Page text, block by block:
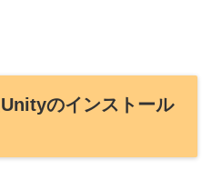
のインストール